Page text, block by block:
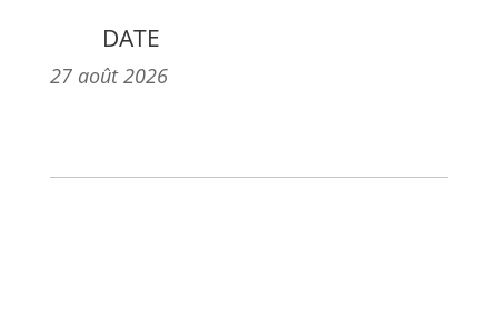
DATE
27 août 2026